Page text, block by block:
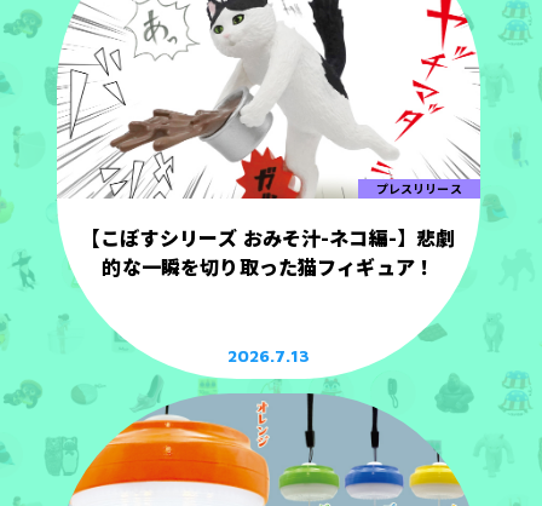
プレスリリース
【こぼすシリーズ おみそ汁-ネコ編-】悲劇
的な一瞬を切り取った猫フィギュア！
2026.7.13